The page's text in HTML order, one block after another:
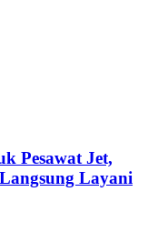
Pesawat Jet,
Layani